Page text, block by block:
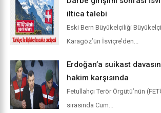
iltica talebi
Eski Bern Büyükelçiliği
Karagöz’ün İsviçre’den...
Erdoğan’a suikast
hakim karşısında
Fetullahçı Terör Örgütü’nün
sırasında Cum...